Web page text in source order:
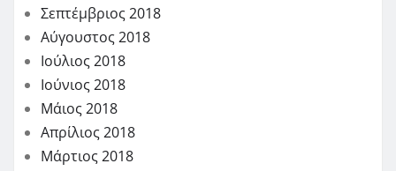
Σεπτέμβριος 2018
Αύγουστος 2018
Ιούλιος 2018
Ιούνιος 2018
Μάιος 2018
Απρίλιος 2018
Μάρτιος 2018